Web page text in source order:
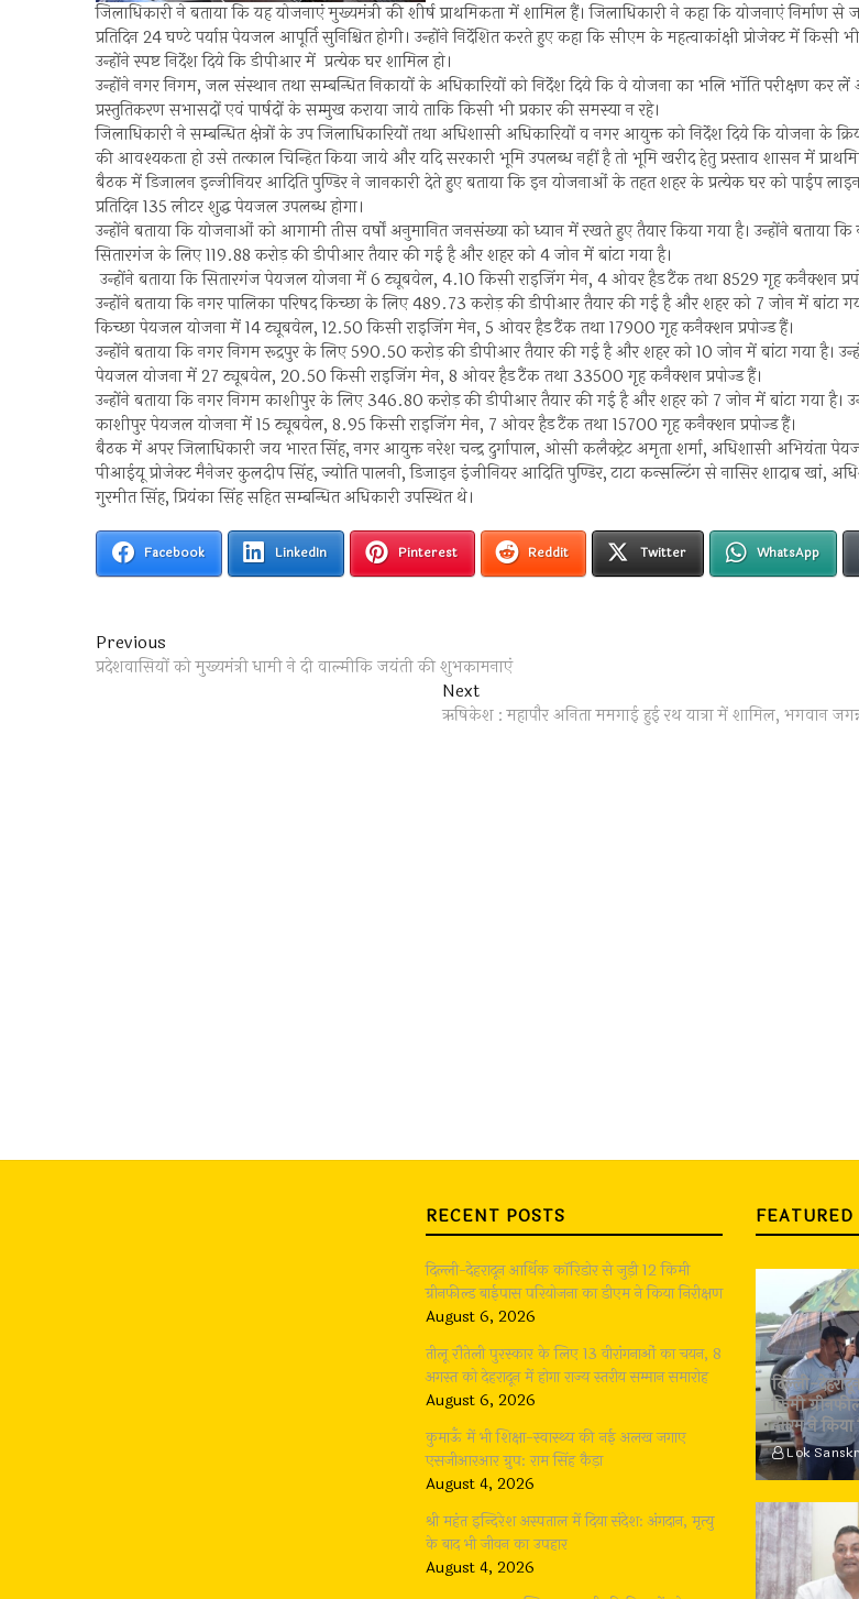
जिलाधिकारी ने बताया कि यह योजनाएं मुख्यमंत्री की शीर्ष प्राथमिकता में शामिल हैं। जिलाधिकारी ने कहा कि योजनाएं निर्माण
प्रतिदिन 24 घण्टे पर्याप्त पेयजल आपूर्ति सुनिश्चित होगी। उन्होंने निर्देशित करते हुए कहा कि सीएम के महत्वाकांक्षी प्रोजेक्ट में किसी
उन्होंने स्पष्ट निर्देश दिये कि डीपीआर में प्रत्येक घर शामिल हो।
उन्होंने नगर निगम, जल संस्थान तथा सम्बन्धित निकायों के अधिकारियों को निर्देश दिये कि वे योजना का भलि भॉति परीक्षण कर
प्रस्तुतिकरण सभासदों एवं पार्षदों के सम्मुख कराया जाये ताकि किसी भी प्रकार की समस्या न रहे।
जिलाधिकारी ने सम्बन्धित क्षेत्रों के उप जिलाधिकारियों तथा अधिशासी अधिकारियों व नगर आयुक्त को निर्देश दिये कि योजना के
की आवश्यकता हो उसे तत्काल चिन्हित किया जाये और यदि सरकारी भूमि उपलब्ध नहीं है तो भूमि खरीद हेतु प्रस्ताव शासन में
बैठक में डिजालन इन्जीनियर आदिति पुण्डिर ने जानकारी देते हुए बताया कि इन योजनाओं के तहत शहर के प्रत्येक घर को पाईप लाइन
प्रतिदिन 135 लीटर शुद्ध पेयजल उपलब्ध होगा।
उन्होंने बताया कि योजनाओं को आगामी तीस वर्षों अनुमानित जनसंख्या को ध्यान में रखते हुए तैयार किया गया है। उन्होंने बताया कि
सितारगंज के लिए 119.88 करोड़ की डीपीआर तैयार की गई है और शहर को 4 जोन में बांटा गया है।
उन्होंने बताया कि सितारगंज पेयजल योजना में 6 ट्यूबवेल, 4.10 किसी राइजिंग मेन, 4 ओवर हैड टैंक तथा 8529 गृह कनैक्शन
उन्होंने बताया कि नगर पालिका परिषद किच्छा के लिए 489.73 करोड़ की डीपीआर तैयार की गई है और शहर को 7 जोन में बांटा
किच्छा पेयजल योजना में 14 ट्यूबवेल, 12.50 किसी राइजिंग मेन, 5 ओवर हैड टैंक तथा 17900 गृह कनैक्शन प्रपोज्ड हैं।
उन्होंने बताया कि नगर निगम रूद्रपुर के लिए 590.50 करोड़ की डीपीआर तैयार की गई है और शहर को 10 जोन में बांटा गया है।
पेयजल योजना में 27 ट्यूबवेल, 20.50 किसी राइजिंग मेन, 8 ओवर हैड टैंक तथा 33500 गृह कनैक्शन प्रपोज्ड हैं।
उन्होंने बताया कि नगर निगम काशीपुर के लिए 346.80 करोड़ की डीपीआर तैयार की गई है और शहर को 7 जोन में बांटा गया है।
काशीपुर पेयजल योजना में 15 ट्यूबवेल, 8.95 किसी राइजिंग मेन, 7 ओवर हैड टैंक तथा 15700 गृह कनैक्शन प्रपोज्ड हैं।
बैठक में अपर जिलाधिकारी जय भारत सिंह, नगर आयुक्त नरेश चन्द्र दुर्गापाल, ओसी कलैक्ट्रेट अमृता शर्मा, अधिशासी अभियंता
पीआईयू प्रोजेक्ट मैनेजर कुलदीप सिंह, ज्योति पालनी, डिजाइन इंजीनियर आदिति पुण्डिर, टाटा कन्सल्टिंग से नासिर शादाब खां,
गुरमीत सिंह, प्रियंका सिंह सहित सम्बन्धित अधिकारी उपस्थित थे।
Facebook LinkedIn Pinterest Reddit Twitter WhatsApp
Post
navigation
Previous
post:
प्रदेशवासियों को मुख्यमंत्री धामी ने दी वाल्मीकि जयंती की शुभकामनाएं
NextNext
post:
ऋषिकेश : महापौर अनिता ममगाई हुई रथ यात्रा में शामिल, भगवान
RECENT POSTS
दिल्ली-देहरादून आर्थिक कॉरिडोर से जुड़ी 12 किमी
ग्रीनफील्ड बाईपास परियोजना का डीएम ने किया निरीक्षण
August 6, 2026
तीलू रौतेली पुरस्कार के लिए 13 वीरांगनाओं का चयन, 8
अगस्त को देहरादून में होगा राज्य स्तरीय सम्मान समारोह
August 6, 2026
कुमाऊँ में भी शिक्षा-स्वास्थ्य की नई अलख जगाए
एसजीआरआर ग्रुप: राम सिंह कैड़ा
August 4, 2026
श्री महंत इन्दिरेश अस्पताल में दिया संदेश: अंगदान, मृत्यु
के बाद भी जीवन का उपहार
August 4, 2026
FEATURED
दिल्ली-
किमी
डीएम ने किया
Lok